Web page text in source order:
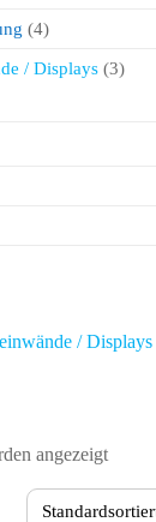
(4)
/ Displays (3)
/ Displays
angezeigt